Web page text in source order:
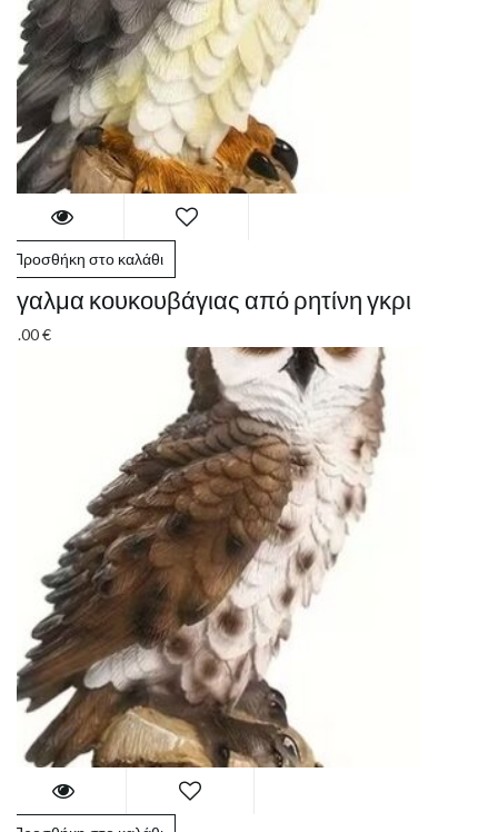
Προσθήκη στο καλάθι
Άγαλμα κουκουβάγιας από ρητίνη γκρι
25.00€